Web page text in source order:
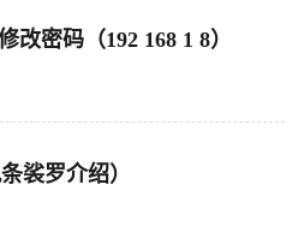
改密码（192 168 1 8）
裟罗介绍）